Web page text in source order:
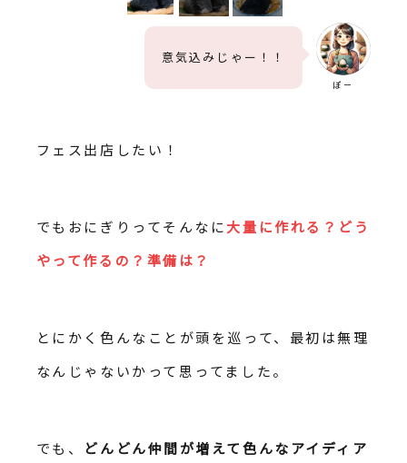
ぽー
意気込みじゃー！！
フェス出店したい！
でもおにぎりってそんなに大量に作れる？どう
やって作るの？準備は？
とにかく色んなことが頭を巡って、最初は無理
なんじゃないかって思ってました。
でも、 どんどん仲間が増えて色んなアイディア